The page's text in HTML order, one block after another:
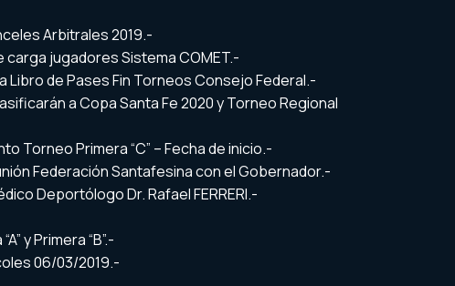
Arbitrales 2019.-
jugadores Sistema COMET.-
Libro de Pases Fin Torneos Consejo Federal.-
a Copa Santa Fe 2020 y Torneo Regional
Torneo Primera “C” – Fecha de inicio.-
Federación Santafesina con el Gobernador.-
Deportólogo Dr. Rafael FERRERI.-
y Primera “B”.-
06/03/2019.-